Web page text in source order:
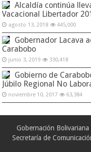
Alcaldía continúa
Vacacional Libertador
agosto 13, 2018 445,000
Gobernador Lacava
Carabobo
junio 3, 2019 330,418
Gobierno de
Júbilo Regional No
noviembre 10, 2017 63,384
Gobernación
Secretaría de